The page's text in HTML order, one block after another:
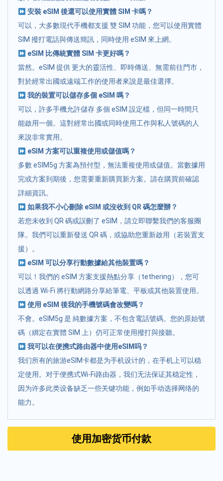
安裝 eSIM 後還可以使用實體 SIM 卡嗎？
可以，大多數現代手機都支援 雙 SIM 功能，您可以使用實體
SIM 撥打電話與傳送簡訊，同時使用 eSIM 來上網。
eSIM 比傳統實體 SIM 卡更好嗎？
當然。eSIM 提供 更大的靈活性、即時傳送、無需前往門市，
對於經常出國或遠端工作的使用者來說是最佳選擇。
我的裝置可以儲存多個 eSIM 嗎？
可以，許多手機允許儲存 多個 eSIM 設定檔，但同一時間只
能啟用一個。這對經常出國或同時使用工作與私人號碼的人
來說非常實用。
eSIM 方案可以重複使用或儲值嗎？
多數 eSIM5g 方案為預付型，無法重複使用或儲值。當數據用
完或方案到期後，您需要重新購買新方案。請在購買前確認
詳細資訊。
如果我不小心刪除 eSIM 或沒收到 QR 碼怎麼辦？
若您未收到 QR 碼或誤刪了 eSIM，請立即聯繫我們的客服團
隊。我們可以重新發送 QR 碼，或協助您重新啟用（若裝置支
援）。
eSIM 可以分享行動數據給其他裝置嗎？
可以！我們的 eSIM 方案支援熱點分享（tethering），您可
以透過 Wi-Fi 將行動網路分享給筆電、平板或其他裝置使用。
使用 eSIM 後我的手機號碼會改變嗎？
不會。eSIM5g 是 純數據方案，不包含電話號碼。您的原始號
碼（綁定在實體 SIM 上）仍可正常使用撥打與接聽。
我可以在便携式路由器中使用eSIM吗？
我们所有的旅游eSIM卡都是为手机设计的，在手机上可以稳
定使用。对于便携式Wi-Fi路由器，我们无法保证其稳定性，
因为许多此类设备缺乏一些关键功能，例如手动选择网络的
能力。
使用加密货币付款